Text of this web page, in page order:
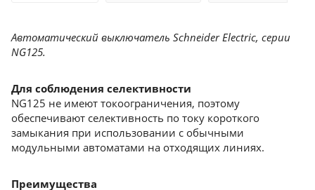
Автоматический выключатель Schneider Electric, серии
NG125.
Для соблюдения селективности
NG125 не имеют токоограничения, поэтому
обеспечивают селективность по току короткого
замыкания при использовании с обычными
модульными автоматами на отходящих линиях.
Преимущества